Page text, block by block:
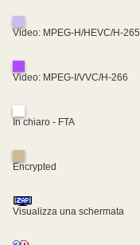
Video: MPEG-H/HEVC/H-265
Video: MPEG-I/VVC/H-266
In chiaro - FTA
Encrypted
Visualizza una schermata